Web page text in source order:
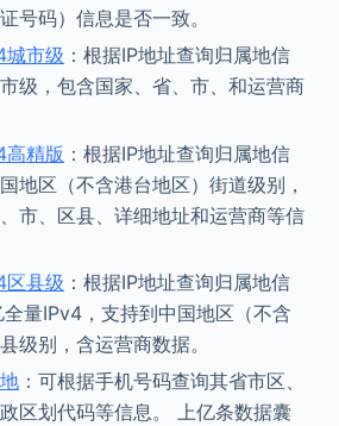
号码）信息是否一致。
城市级 ：根据IP地址查询归属地信
级，包含国家、省、市、和运营商
高精版 ：根据IP地址查询归属地信
地区（不含港台地区）街道级别，
市、区县、详细地址和运营商等信
区县级 ：根据IP地址查询归属地信
量IPv4，支持到中国地区（不含
级别，含运营商数据。
：可根据手机号码查询其省市区、
区划代码等信息。 上亿条数据囊